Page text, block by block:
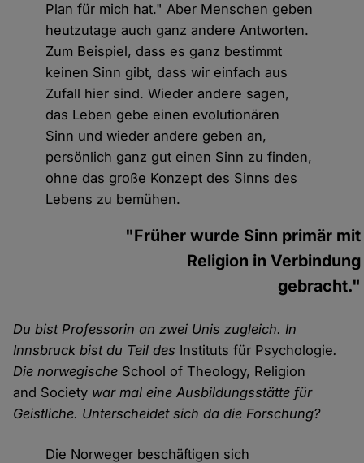
Plan für mich hat." Aber Menschen geben
heutzutage auch ganz andere Antworten.
Zum Beispiel, dass es ganz bestimmt
keinen Sinn gibt, dass wir einfach aus
Zufall hier sind. Wieder andere sagen,
das Leben gebe einen evolutionären
Sinn und wieder andere geben an,
persönlich ganz gut einen Sinn zu finden,
ohne das große Konzept des Sinns des
Lebens zu bemühen.
"Früher wurde Sinn primär mit
Religion in Verbindung
gebracht."
Du bist Professorin an zwei Unis zugleich. In
Innsbruck bist du Teil des Instituts für Psychologie.
Die norwegische School of Theology, Religion
and Society war mal eine Ausbildungsstätte für
Geistliche. Unterscheidet sich da die Forschung?
Die Norweger beschäftigen sich